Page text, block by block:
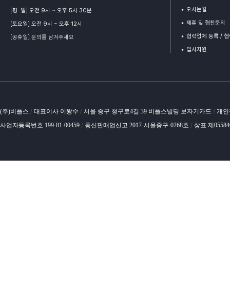
[평 일] 오전 9시 ~ 오후 5시 30분
[토요일] 오전 9시 ~ 오후 12시
[공휴일] 문의를 남겨주세요
오시는길
제휴 및 협찬문의
협력업체 등록 /
입사지원
(주)비플스 / 대표이사 이왕수 / 서울 중구 청구로4길 39 비플스빌딩 보자기카드 / 개
사업자등록번호 199-81-00459 / 통신판매업신고 2017-서울중구-0268호 / 상표 제